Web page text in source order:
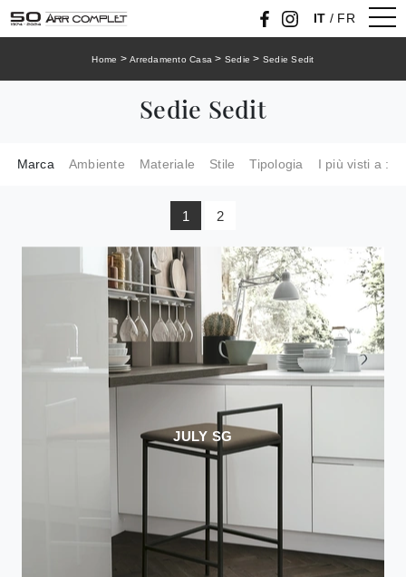
IT / FR
Home >Arredamento Casa > Sedie > Sedie Sedit
Sedie Sedit
Marca Ambiente Materiale Stile Tipologia I più visti a :
1 2
JULY SG